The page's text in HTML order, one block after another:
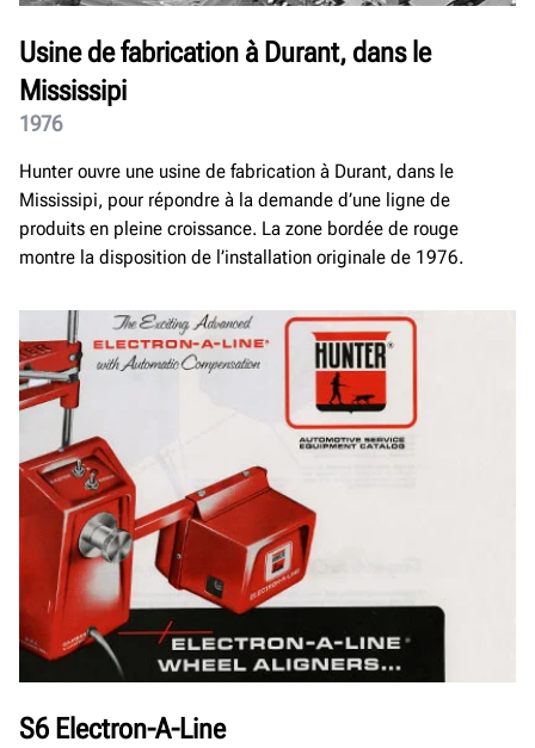
Usine de fabrication à Durant, dans le
Mississipi
1976
Hunter ouvre une usine de fabrication à Durant, dans le
Mississipi, pour répondre à la demande d’une ligne de
produits en pleine croissance. La zone bordée de rouge
montre la disposition de l’installation originale de 1976.
S6 Electron-A-Line